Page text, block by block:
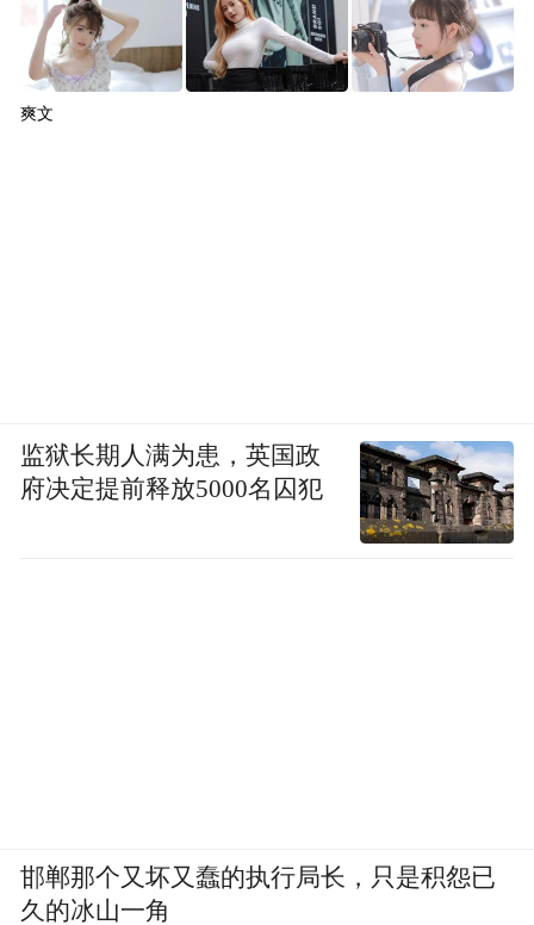
爽文
监狱长期人满为患，英国政
府决定提前释放5000名囚犯
邯郸那个又坏又蠢的执行局长，只是积怨已
久的冰山一角